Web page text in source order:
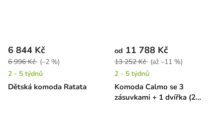
Dětská komoda Ratata
6 844 Kč
6 996 Kč (–2 %)
2 - 5 týdnů
Komoda Calmo se 3
zásuvkami + 1 dvířka (2
od 11 788 Kč
13 252 Kč (až –11 %)
2 - 5 týdnů